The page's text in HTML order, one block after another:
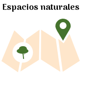
Espacios naturales